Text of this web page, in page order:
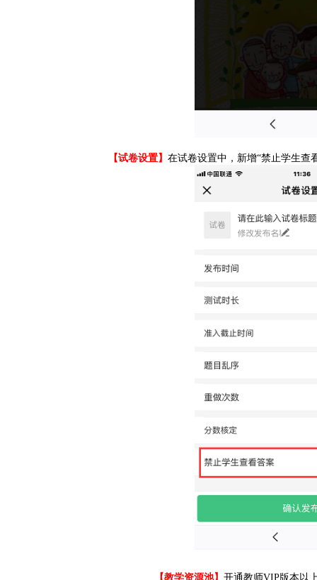
【试卷设置】 在试卷设置中，新增“禁止学生查
【教学资源池】 开通教师VIP版本以